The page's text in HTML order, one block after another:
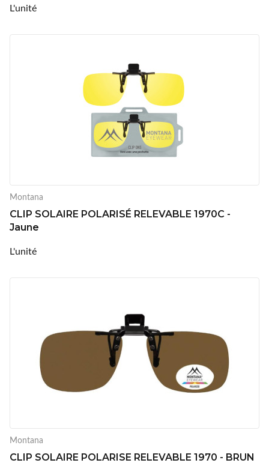
L'unité
Montana
CLIP SOLAIRE POLARISÉ RELEVABLE 1970C -
Jaune
L'unité
Montana
CLIP SOLAIRE POLARISE RELEVABLE 1970 - BRUN